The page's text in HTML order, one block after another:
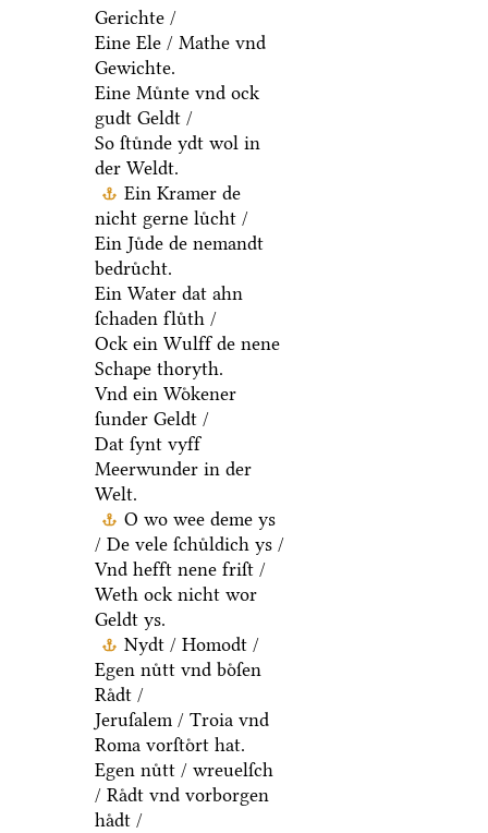
Gerichte /
Eine Ele / Mathe vnd
Gewichte.
Eine Muͤnte vnd ock
gudt Geldt /
So ſtuͤnde ydt wol in
der Weldt.
Ein Kramer de
nicht gerne luͤcht /
Ein Juͤde de nemandt
bedruͤcht.
Ein Water dat ahn
ſchaden fluͤth /
Ock ein Wulff de nene
Schape thoryth.
Vnd ein Woͤkener
ſunder Geldt /
Dat ſynt vyff
Meerwunder in der
Welt.
O wo wee deme ys
/ De vele ſchuͤldich ys /
Vnd hefft nene friſt /
Weth ock nicht wor
Geldt ys.
Nydt / Homodt /
Egen nuͤtt vnd boͤſen
Raͤdt /
Jeruſalem / Troia vnd
Roma vorſtoͤrt hat.
Egen nuͤtt / wreuelſch
/ Raͤdt vnd vorborgen
haͤdt /